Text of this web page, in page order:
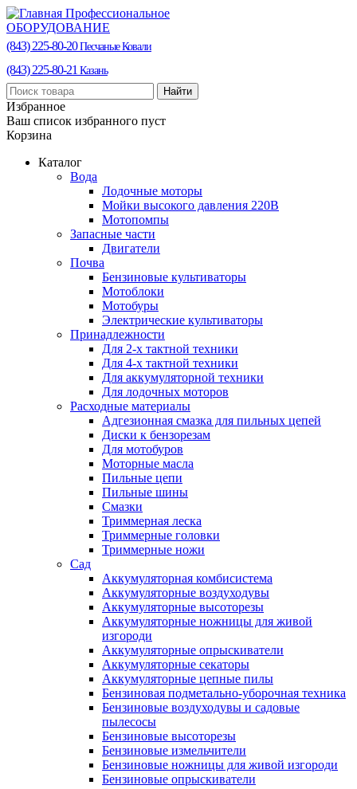
Профессиональное
ОБОРУДОВАНИЕ
(843) 225-80-20Песчаные Ковали
(843) 225-80-21 Казань
Найти
Избранное
Ваш список избранного пуст
Корзина
Каталог
Вода
Лодочные моторы
Мойки высокого давления 220В
Мотопомпы
Запасные части
Двигатели
Почва
Бензиновые культиваторы
Мотоблоки
Мотобуры
Электрические культиваторы
Принадлежности
Для 2-х тактной техники
Для 4-х тактной техники
Для аккумуляторной техники
Для лодочных моторов
Расходные материалы
Адгезионная смазка для пильных цепей
Диски к бензорезам
Для мотобуров
Моторные масла
Пильные цепи
Пильные шины
Смазки
Триммерная леска
Триммерные головки
Триммерные ножи
Сад
Аккумуляторная комбисистема
Аккумуляторные воздуходувы
Аккумуляторные высоторезы
Аккумуляторные ножницы для живой
изгороди
Аккумуляторные опрыскиватели
Аккумуляторные секаторы
Аккумуляторные цепные пилы
Бензиновая подметально-уборочная техника
Бензиновые воздуходувы и садовые
пылесосы
Бензиновые высоторезы
Бензиновые измельчители
Бензиновые ножницы для живой изгороди
Бензиновые опрыскиватели